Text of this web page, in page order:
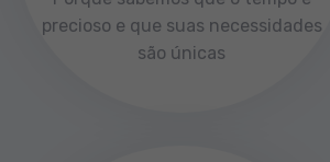
precioso e que suas necessidades
são únicas